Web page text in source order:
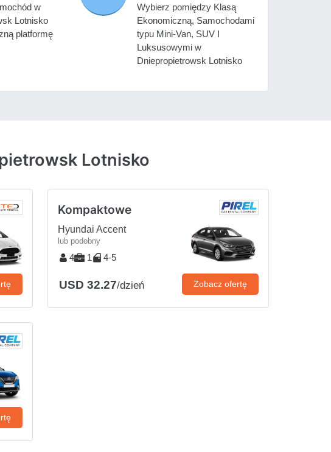
w
Lotnisko
platformę
Wybierz pomiędzy Klasą
Ekonomiczną, Samochodami
typu Mini-Van, SUV I
Luksusowymi w
Dniepropietrowsk Lotnisko
Lotnisko
Kompaktowe
Hyundai Accent
lub podobny
4 1 4-5
USD 32.27/dzień Zobacz ofertę